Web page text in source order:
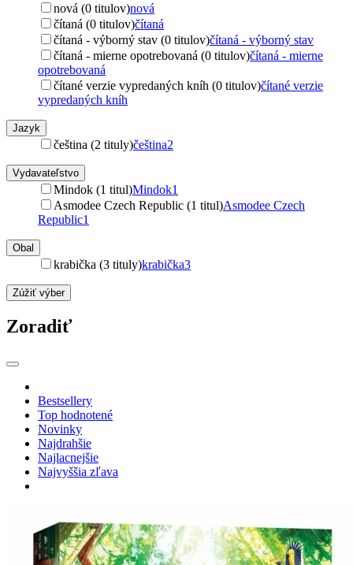
nová (0 titulov)nová
čítaná (0 titulov)čítaná
čítaná - výborný stav (0 titulov)čítaná - výborný stav
čítaná - mierne opotrebovaná (0 titulov)čítaná - mierne
opotrebovaná
čítané verzie vypredaných kníh (0 titulov)čítané verzie
vypredaných kníh
Jazyk
čeština (2 tituly)čeština2
Vydavateľstvo
Mindok (1 titul)Mindok1
Asmodee Czech Republic (1 titul)Asmodee Czech
Republic1
Obal
krabička (3 tituly)krabička3
Zúžiť výber
Zoradiť
Bestsellery
Top hodnotené
Novinky
Najdrahšie
Najlacnejšie
Najvyššia zľava